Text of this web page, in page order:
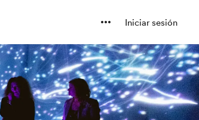
Iniciar sesión